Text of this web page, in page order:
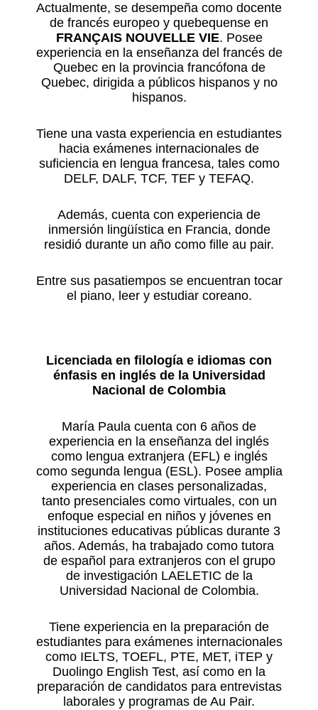
Actualmente, se desempeña como docente
de francés europeo y quebequense en
FRANÇAIS NOUVELLE VIE. Posee
experiencia en la enseñanza del francés de
Quebec en la provincia francófona de
Quebec, dirigida a públicos hispanos y no
hispanos.
Tiene una vasta experiencia en estudiantes
hacia exámenes internacionales de
suficiencia en lengua francesa, tales como
DELF, DALF, TCF, TEF y TEFAQ.
Además, cuenta con experiencia de
inmersión lingüística en Francia, donde
residió durante un año como fille au pair.
Entre sus pasatiempos se encuentran tocar
el piano, leer y estudiar coreano.
Licenciada en filología e idiomas con
énfasis en inglés de la Universidad
Nacional de Colombia
María Paula cuenta con 6 años de
experiencia en la enseñanza del inglés
como lengua extranjera (EFL) e inglés
como segunda lengua (ESL). Posee amplia
experiencia en clases personalizadas,
tanto presenciales como virtuales, con un
enfoque especial en niños y jóvenes en
instituciones educativas públicas durante 3
años. Además, ha trabajado como tutora
de español para extranjeros con el grupo
de investigación LAELETIC de la
Universidad Nacional de Colombia.
Tiene experiencia en la preparación de
estudiantes para exámenes internacionales
como IELTS, TOEFL, PTE, MET, iTEP y
Duolingo English Test, así como en la
preparación de candidatos para entrevistas
laborales y programas de Au Pair.